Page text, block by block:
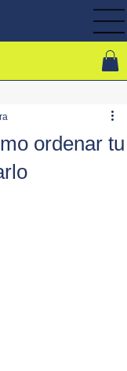
ordenar tu